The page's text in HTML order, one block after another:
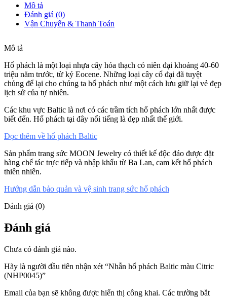
Mô tả
Đánh giá (0)
Vận Chuyển & Thanh Toán
Mô tả
Hổ phách là một loại nhựa cây hóa thạch có niên đại khoảng 40-60
triệu năm trước, từ kỷ Eocene. Những loại cây cổ đại đã tuyệt
chủng để lại cho chúng ta hổ phách như một cách lưu giữ lại vẻ đẹp
lịch sử của tự nhiên.
Các khu vực Baltic là nơi có các trầm tích hổ phách lớn nhất được
biết đến. Hổ phách tại đây nổi tiếng là đẹp nhất thế giới.
Đọc thêm về hổ phách Baltic
Sản phẩm trang sức MOON Jewelry có thiết kế độc đáo được đặt
hàng chế tác trực tiếp và nhập khẩu từ Ba Lan, cam kết hổ phách
thiên nhiên.
Hướng dẫn bảo quản và vệ sinh trang sức hổ phách
Đánh giá (0)
Đánh giá
Chưa có đánh giá nào.
Hãy là người đầu tiên nhận xét “Nhẫn hổ phách Baltic màu Citric
(NHP0045)”
Email của bạn sẽ không được hiển thị công khai. Các trường bắt